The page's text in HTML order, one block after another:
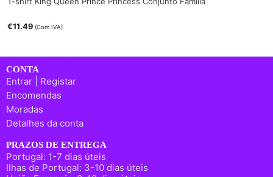
€11.49 (Com IVA)
CONTA
Entrar | Registar
Encomendas
Moradas
Detalhes da conta
PRAZOS DE ENTREGA
Portugal: 1-7 dias úteis
Ilhas de Portugal: 3-10 dias úteis